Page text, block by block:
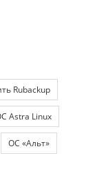
Rubackup
Astra Linux
ОС «Альт»